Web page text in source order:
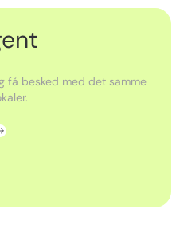
få besked med det samme